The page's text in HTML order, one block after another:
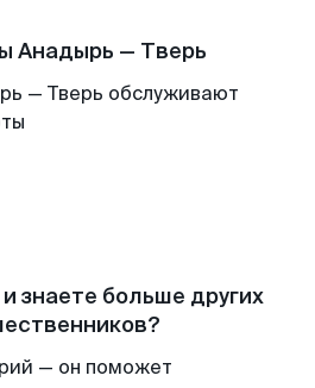
Анадырь — Тверь
— Тверь обслуживают
знаете больше других
— он поможет